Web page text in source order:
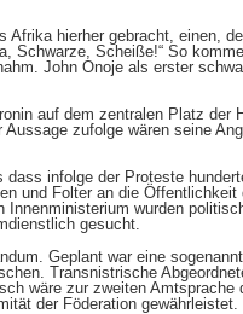
Afrika hierher gebracht, einen,
Scheiße!“ So
John Onoje als erster
auf dem zentralen Platz der
zufolge wären seine
infolge der Proteste
und Folter an die
wurden
gesucht.
Geplant war eine
Transnistrische
wäre zur zweiten Amtsprache
der Föderation